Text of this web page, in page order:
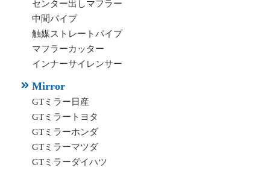
センター出しマフラー
中間パイプ
触媒ストレートパイプ
マフラーカッター
インナーサイレンサー
Mirror
GTミラー日産
GTミラートヨタ
GTミラーホンダ
GTミラーマツダ
GTミラーダイハツ